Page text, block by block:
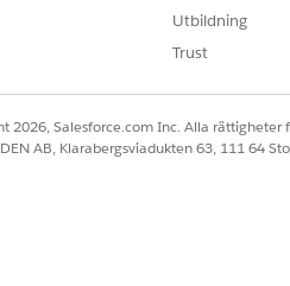
Hämta
Utbildning
Trust
2026, Salesforce.com Inc. Alla
AB, Klarabergsviadukten 63, 111 64